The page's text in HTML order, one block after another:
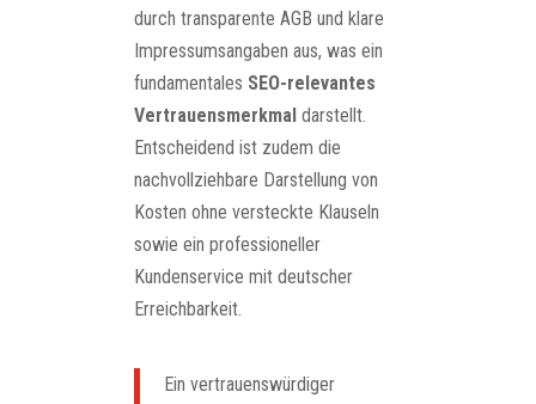
durch transparente AGB und klare
Impressumsangaben aus, was ein
fundamentales SEO-relevantes
Vertrauensmerkmal darstellt.
Entscheidend ist zudem die
nachvollziehbare Darstellung von
Kosten ohne versteckte Klauseln
sowie ein professioneller
Kundenservice mit deutscher
Erreichbarkeit.
Ein vertrauenswürdiger